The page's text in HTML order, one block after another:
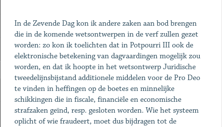
In de Zevende Dag kon ik andere zaken aan bod brengen
die in de komende wetsontwerpen in de verf zullen gezet
worden: zo kon ik toelichten dat in Potpourri III ook de
elektronische betekening van dagvaardingen mogelijk zou
worden, en dat ik hoopte in het wetsontwerp Juridische
tweedelijnsbijstand additionele middelen voor de Pro Deo
te vinden in heffingen op de boetes en minnelijke
schikkingen die in fiscale, financiële en economische
strafzaken geïnd, resp. gesloten worden. Wie het systeem
oplicht of wie fraudeert, moet dus bijdragen tot de